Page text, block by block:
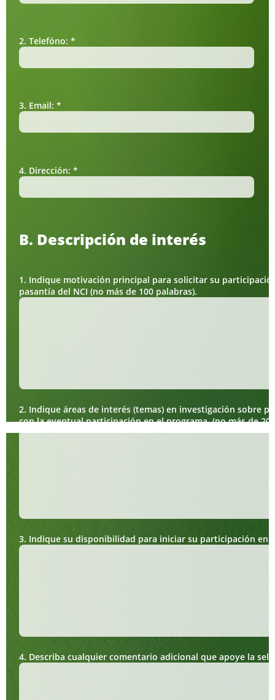
2. Telefóno: *
3. Email: *
4. Dirección: *
B. Descripción de interés
1. Indique motivación principal para solicitar su
pasantía del NCI (no más de 100 palabras).
2. Indique áreas de interés (temas) en investigación sobre
con la eventual participación en el programa. (no más de
3. Indique su disponibilidad para iniciar su participación en
4. Describa cualquier comentario adicional que apoye la